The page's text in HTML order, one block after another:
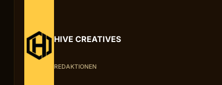
HIVE CREATIVES
REDAKTIONEN